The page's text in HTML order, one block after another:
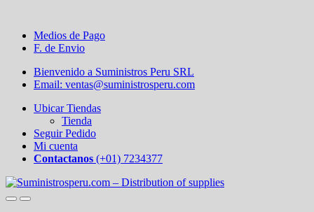
Medios de Pago
F. de Envio
Bienvenido a Suministros Peru SRL
Email: ventas@suministrosperu.com
Ubicar Tiendas
Tienda
Seguir Pedido
Mi cuenta
Contactanos (+01) 7234377